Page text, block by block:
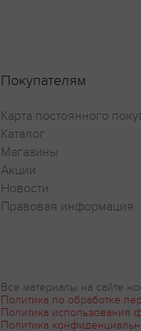
Покупателям
Карта постоянного
Каталог
Магазины
Акции
Новости
Правовая информация
Все материалы на сайте
Политика по обработке
Политика использования
Политика